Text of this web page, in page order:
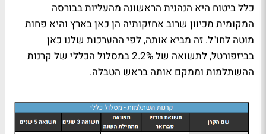
כלל ביטוח היא הנהנית הראשונה מהעליות בבורסה
המקומית מכיוון שרוב אחזקותיה הן כאן בארץ והיא פחות
מוטה לחו"ל. זה מביא אותה, לפי ההערכות שלנו כאן
בביזפורטל, לתשואה של 2.2% במסלול הכללי של קרנות
ההשתלמות וממקם אותה בראש הטבלה.